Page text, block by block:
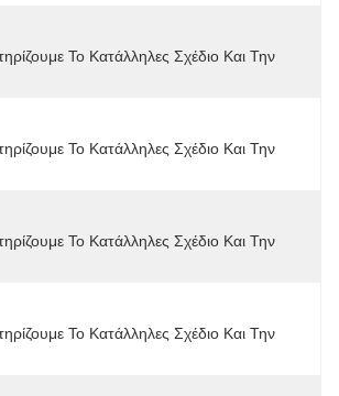
Το Κατάλληλες Σχέδιο Και Την
Το Κατάλληλες Σχέδιο Και Την
Το Κατάλληλες Σχέδιο Και Την
Το Κατάλληλες Σχέδιο Και Την